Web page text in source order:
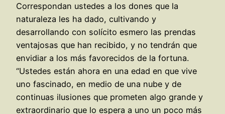
Correspondan ustedes a los dones que la
naturaleza les ha dado, cultivando y
desarrollando con solícito esmero las prendas
ventajosas que han recibido, y no tendrán que
envidiar a los más favorecidos de la fortuna.
“Ustedes están ahora en una edad en que vive
uno fascinado, en medio de una nube y de
continuas ilusiones que prometen algo grande y
extraordinario que lo espera a uno un poco más